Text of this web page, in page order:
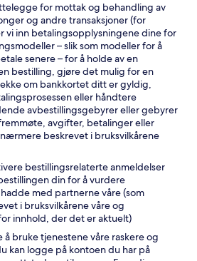
for mottak og behandling av
og andre transaksjoner (for
vi inn betalingsopplysningene dine for
– slik som modeller for å
senere – for å holde av en
bestilling, gjøre det mulig for en
om bankkortet ditt er gyldig,
eller håndtere
avbestillingsgebyrer eller gebyrer
avgifter, betalinger eller
beskrevet i bruksvilkårene
bestillingsrelaterte anmeldelser
din for å vurdere
med partnerne våre (som
i bruksvilkårene våre og
innhold, der det er aktuelt)
bruke tjenestene våre raskere og
kan logge på kontoen du har på